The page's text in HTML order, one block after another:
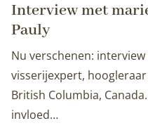
Interview met
Pauly
Nu verschenen:
visserijexpert,
British Columbia,
invloed…